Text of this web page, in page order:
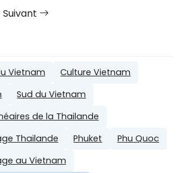
Vietnam
Culture Vietnam
Sud du Vietnam
de la Thailande
Thailande
Phuket
Phu Quoc
au Vietnam
Suivant